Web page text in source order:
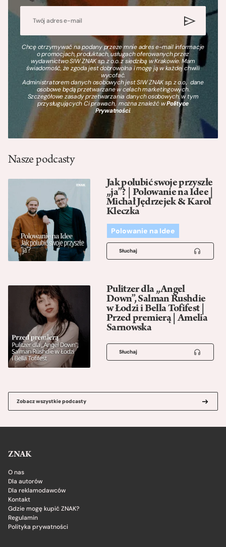
Chcę otrzymywać na podany przeze mnie adres e-mail informacje
o promocjach, produktach, usługach oferowanych przez
wydawnictwo SIW ZNAK sp. z o.o. z siedzibą w Krakowie. Mam
świadomość, że zgoda jest dobrowolna i mogę ją w każdej chwili
wycofać.
Administratorem danych osobowych jest SIW ZNAK sp. z o.o., dane
osobowe będą przetwarzane w celach marketingowych.
Szczegółowe zasady przetwarzania danych osobowych, w tym
przysługujących Ci prawach, można znaleźć wPolityce
Prywatności.
Nasze podcasty
Jak polubić swoje przyszłe
„ja”? | Polowanie na Idee |
Michał Jędrzejek & Karol
Kleczka
Polowanie na Idee
Słuchaj
Pulitzer dla „Angel
Down”, Salman Rushdie
w Łodzi i Bella Tofifest |
Przed premierą | Amelia
Sarnowska
Słuchaj
Zobacz wszystkie podcasty
ZNAK
O nas
Dla autorów
Dla reklamodawców
Kontakt
Gdzie mogę kupić ZNAK?
Regulamin
Polityka prywatności